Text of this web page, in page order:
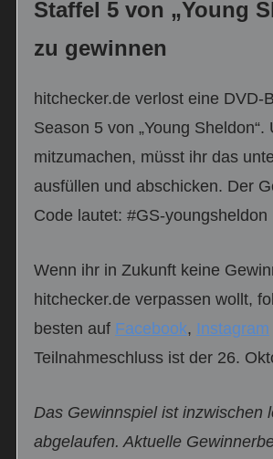
Staffel 5 von „Young
zu gewinnen
hitchecker.de verlost eine DVD-
Season 5 von „Young Sheldon“.
mitzumachen, müsst ihr das
ausfüllen und abschicken. Der
Code lautet: #GS-youngsheldon
Wenn ihr in Zukunft keine
hitchecker.de verpassen wollt,
besten auf Facebook, Instagram
Teilnahmeschluss ist der 26.
Das Gewinnspiel ist inzwischen
abgelaufen. Aktuelle